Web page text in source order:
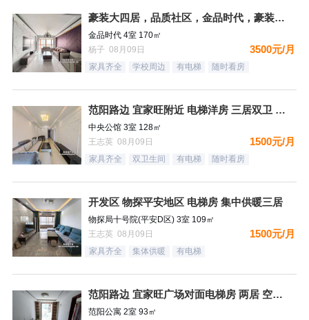
豪装大四居，品质社区，金品时代，豪装双卫，看房有钥匙
金品时代 4室 170㎡
杨子 08月09日
3500元/月
家具齐全 学校周边 有电梯 随时看房
范阳路边 宜家旺附近 电梯洋房 三居双卫 有钥匙
中央公馆 3室 128㎡
王志英 08月09日
1500元/月
家具齐全 双卫生间 有电梯 随时看房
开发区 物探平安地区 电梯房 集中供暖三居
物探局十号院(平安D区) 3室 109㎡
王志英 08月09日
1500元/月
家具齐全 集体供暖 有电梯
范阳路边 宜家旺广场对面电梯房 两居 空房 可配齐
范阳公寓 2室 93㎡